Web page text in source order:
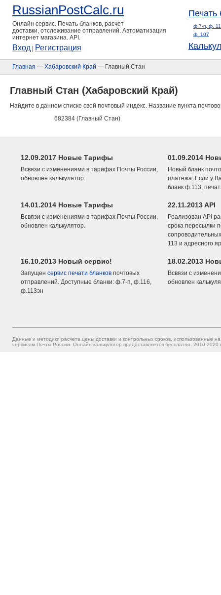
RussianPostCalc.ru
Онлайн сервис. Печать бланков, расчет
доставки, отслеживание отправлений. Автоматизация
интернет магазина. API.
Вход Регистрация
Печать
ф.7-п, ф.
ф. 107
Главная — Хабаровский Край — Главный Стан
Главный Стан (Хабаровский Край)
Найдите в данном списке свой почтовый индекс. Название пункта
682384 (Главный Стан)
12.09.2017 Новые Тарифы
Всвязи с изменениями в тарифах Почты России,
обновлен калькулятор.
01.09.2014
Новый бланк
платежа. Если у
бланк ф.113,
14.01.2014 Новые Тарифы
Всвязи с изменениями в тарифах Почты России,
обновлен калькулятор.
22.11.2013 API
Реализован API
срока пересылки
113 и адресного
16.10.2013 Новый сервис!
Запущен сервис печати бланков почтовых
отправлений. Доступные бланки: ф.7-п, ф.116,
ф.113эн
18.02.2013
Всвязи с
обновлен
Данные и методики расчета цены доставки и контрольных сроков, использованные
сервисом Почты России. Онлайн калькулятор предоставляется бесплатно. 2010-2020